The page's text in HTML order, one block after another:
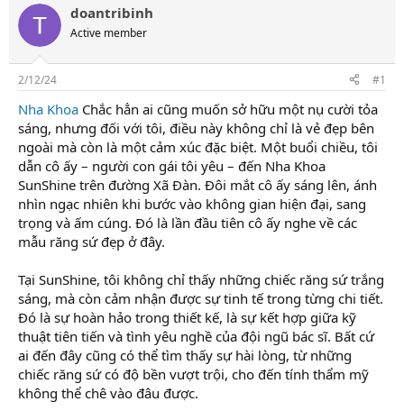
r
a
s
t
a
t
e
r
à
g
doantribinh
Active member
2/12/24 #1
Nha Khoa Chắc hẳn ai cũng muốn sở hữu một nụ cười tỏa
sáng, nhưng đối với tôi, điều này không chỉ là vẻ đẹp bên
ngoài mà còn là một cảm xúc đặc biệt. Một buổi chiều, tôi
dẫn cô ấy – người con gái tôi yêu – đến Nha Khoa
SunShine trên đường Xã Đàn. Đôi mắt cô ấy sáng lên, ánh
nhìn ngạc nhiên khi bước vào không gian hiện đại, sang
trọng và ấm cúng. Đó là lần đầu tiên cô ấy nghe về các
mẫu răng sứ đẹp ở đây.
Tại SunShine, tôi không chỉ thấy những chiếc răng sứ trắng
sáng, mà còn cảm nhận được sự tinh tế trong từng chi tiết.
Đó là sự hoàn hảo trong thiết kế, là sự kết hợp giữa kỹ
thuật tiên tiến và tình yêu nghề của đội ngũ bác sĩ. Bất cứ
ai đến đây cũng có thể tìm thấy sự hài lòng, từ những
chiếc răng sứ có độ bền vượt trội, cho đến tính thẩm mỹ
không thể chê vào đâu được.